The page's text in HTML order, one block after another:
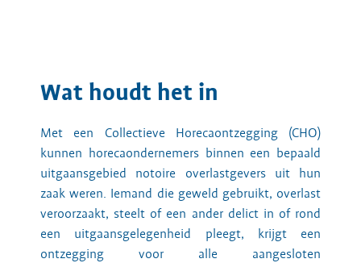
Wat houdt het in
Met een Collectieve Horecaontzegging (CHO)
kunnen horecaondernemers binnen een bepaald
uitgaansgebied notoire overlastgevers uit hun
zaak weren. Iemand die geweld gebruikt, overlast
veroorzaakt, steelt of een ander delict in of rond
een uitgaansgelegenheid pleegt, krijgt een
ontzegging voor alle aangesloten